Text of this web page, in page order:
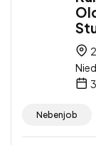
Nebenjob